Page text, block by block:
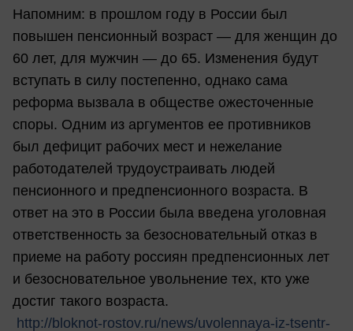
Напомним: в прошлом году в России был
повышен пенсионный возраст — для женщин до
60 лет, для мужчин — до 65. Изменения будут
вступать в силу постепенно, однако сама
реформа вызвала в обществе ожесточенные
споры. Одним из аргументов ее противников
был дефицит рабочих мест и нежелание
работодателей трудоустраивать людей
пенсионного и предпенсионного возраста. В
ответ на это в России была введена уголовная
ответственность за безосновательный отказ в
приеме на работу россиян предпенсионных лет
и безосновательное увольнение тех, кто уже
достиг такого возраста.
http://bloknot-rostov.ru/news/uvolennaya-iz-tsentr-